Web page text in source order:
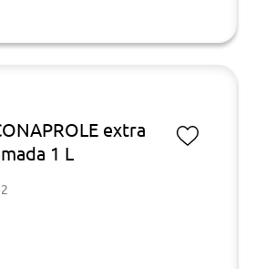
extra
1 L